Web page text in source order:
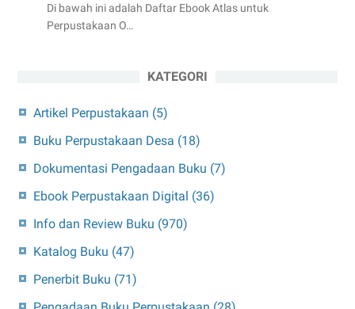
Di bawah ini adalah Daftar Ebook Atlas untuk
Perpustakaan O…
KATEGORI
Artikel Perpustakaan (5)
Buku Perpustakaan Desa (18)
Dokumentasi Pengadaan Buku (7)
Ebook Perpustakaan Digital (36)
Info dan Review Buku (970)
Katalog Buku (47)
Penerbit Buku (71)